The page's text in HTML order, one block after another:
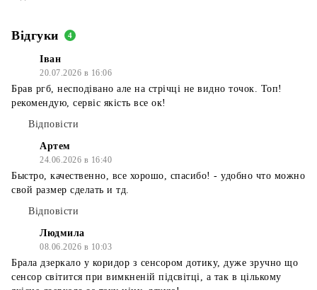
Відгуки 4
Іван
20.07.2026 в 16:06
Брав ргб, несподівано але на стрічці не видно точок. Топ!
рекомендую, сервіс якість все ок!
Відповісти
Артем
24.06.2026 в 16:40
Быстро, качественно, все хорошо, спасибо! - удобно что можно
свой размер сделать и тд.
Відповісти
Людмила
08.06.2026 в 10:03
Брала дзеркало у коридор з сенсором дотику, дуже зручно що
сенсор світится при вимкненій підсвітці, а так в цількому